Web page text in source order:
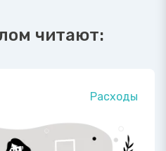
читают:
Расходы